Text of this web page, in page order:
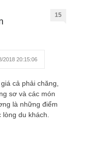
15
2018 20:15:06
cả phải chăng,
sơ và các món
là những điểm
lòng du khách.